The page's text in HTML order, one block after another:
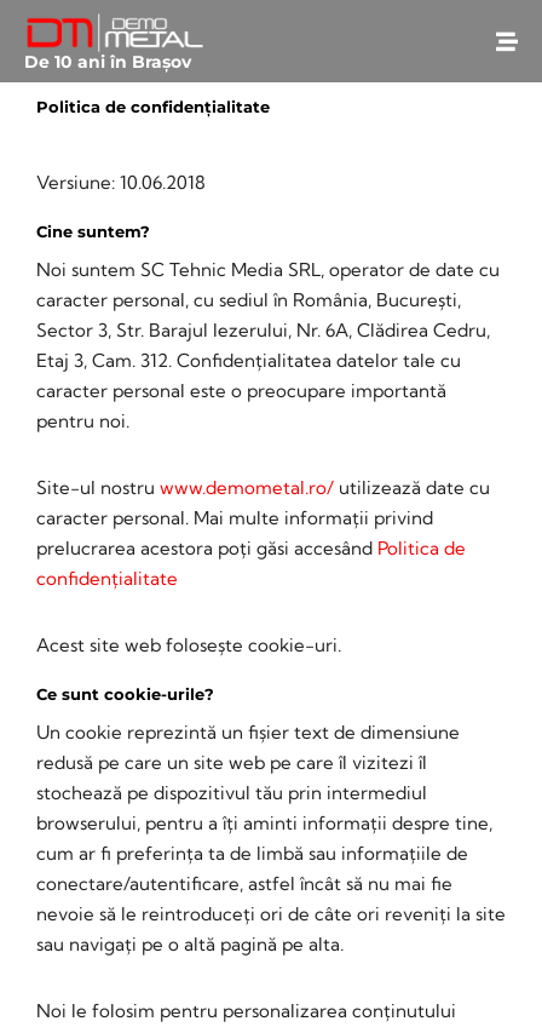
De 10 ani în Brașov
Politica de confidențialitate
Versiune: 10.06.2018
Cine suntem?
Noi suntem SC Tehnic Media SRL, operator de date cu
caracter personal, cu sediul în România, București,
Sector 3, Str. Barajul Iezerului, Nr. 6A, Clădirea Cedru,
Etaj 3, Cam. 312. Confidențialitatea datelor tale cu
caracter personal este o preocupare importantă
pentru noi.
Site-ul nostru www.demometal.ro/ utilizează date cu
caracter personal. Mai multe informații privind
prelucrarea acestora poți găsi accesând Politica de
confidențialitate
Acest site web folosește cookie-uri.
Ce sunt cookie-urile?
Un cookie reprezintă un fișier text de dimensiune
redusă pe care un site web pe care îl vizitezi îl
stochează pe dispozitivul tău prin intermediul
browserului, pentru a îți aminti informații despre tine,
cum ar fi preferința ta de limbă sau informațiile de
conectare/autentificare, astfel încât să nu mai fie
nevoie să le reintroduceți ori de câte ori reveniți la site
sau navigați pe o altă pagină pe alta.
Noi le folosim pentru personalizarea conținutului